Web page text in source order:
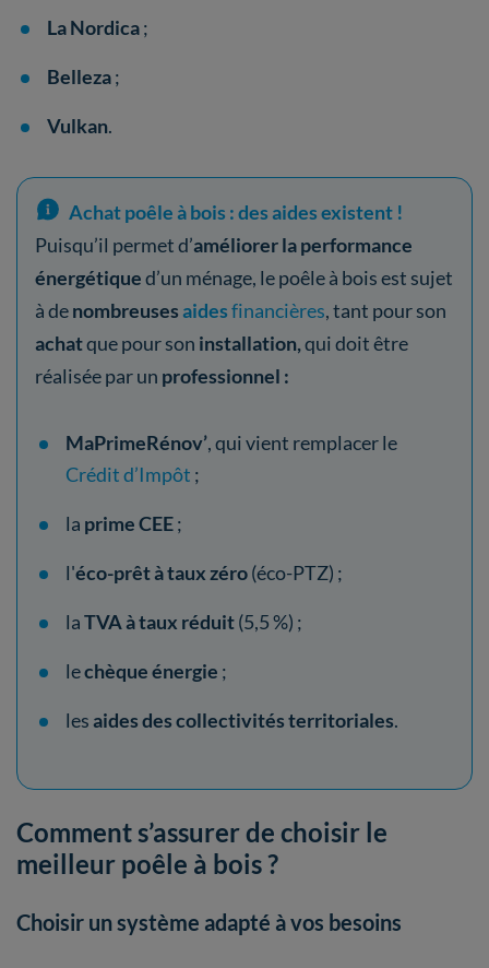
La Nordica;
Belleza;
Vulkan.
Achat poêle à bois : des aides existent !
Puisqu’il permet d’améliorer la performance
énergétiqued’un ménage, le poêle à bois est sujet
à denombreusesaidesfinancières, tant pour son
achatque pour son installation,qui doit être
réalisée par un professionnel :
MaPrimeRénov’, qui vient remplacer le
Crédit d’Impôt ;
la prime CEE;
l'éco-prêt à taux zéro(éco-PTZ) ;
laTVA à taux réduit(5,5 %) ;
lechèque énergie ;
lesaides des collectivités territoriales.
Comment s’assurer de choisir le
meilleur poêle à bois ?
Choisir un système adapté à vos besoins